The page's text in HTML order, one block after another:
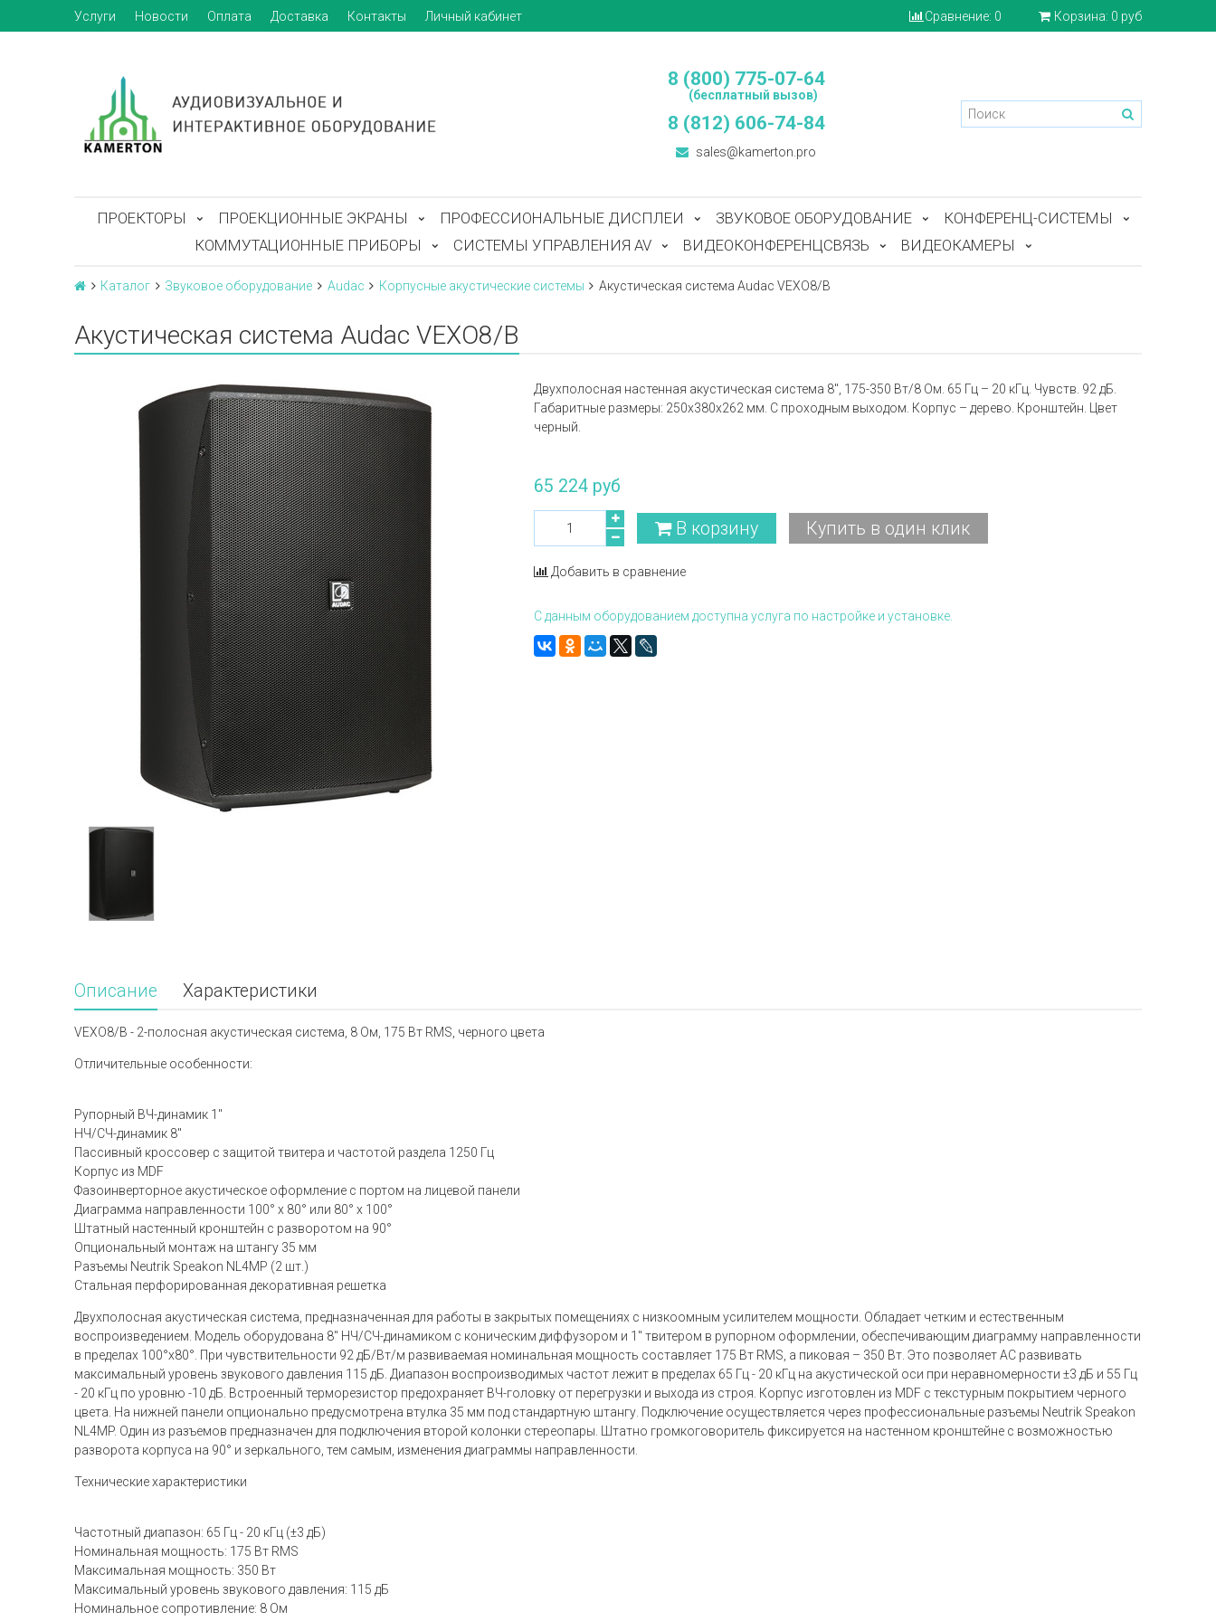
Услуги Новости Оплата Доставка Контакты Личный кабинет Сравнение: 0 Корзина: 0 руб
8 (800) 775-07-64
(бесплатный вызов)
8 (812) 606-74-84
sales@kamerton.pro
ПРОЕКТОРЫ ПРОЕКЦИОННЫЕ ЭКРАНЫ ПРОФЕССИОНАЛЬНЫЕ ДИСПЛЕИ ЗВУКОВОЕ ОБОРУДОВАНИЕ
КОНФЕРЕНЦ-СИСТЕМЫ
КОММУТАЦИОННЫЕ ПРИБОРЫ
СИСТЕМЫ УПРАВЛЕНИЯ AV ВИДЕОКОНФЕРЕНЦСВЯЗЬ ВИДЕОКАМЕРЫ
Каталог Звуковое оборудование Audac Корпусные акустические системы Акустическая система Audac VEXO8/B
Акустическая система Audac VEXO8/B
Двухполосная настенная акустическая система 8'', 175-350 Вт/8 Ом. 65 Гц – 20 кГц. Чувств. 92 дБ.
Габаритные размеры: 250x380x262 мм. C проходным выходом. Корпус – дерево. Кронштейн. Цвет
черный.
65 224 руб
В корзину Купить в один клик
Добавить в сравнение
С данным оборудованием доступна услуга по настройке и установке.
Описание Характеристики
VEXO8/B - 2-полосная акустическая система, 8 Ом, 175 Вт RMS, черного цвета
Отличительные особенности:
Рупорный ВЧ-динамик 1"
НЧ/СЧ-динамик 8"
Пассивный кроссовер с защитой твитера и частотой раздела 1250 Гц
Корпус из MDF
Фазоинверторное акустическое оформление с портом на лицевой панели
Диаграмма направленности 100° х 80° или 80° х 100°
Штатный настенный кронштейн с разворотом на 90°
Опциональный монтаж на штангу 35 мм
Разъемы Neutrik Speakon NL4MP (2 шт.)
Стальная перфорированная декоративная решетка
Двухполосная акустическая система, предназначенная для работы в закрытых помещениях с низкоомным усилителем мощности. Обладает четким и естественным
воспроизведением. Модель оборудована 8" НЧ/СЧ-динамиком с коническим диффузором и 1" твитером в рупорном оформлении, обеспечивающим диаграмму направленности
в пределах 100°х80°. При чувствительности 92 дБ/Вт/м развиваемая номинальная мощность составляет 175 Вт RMS, а пиковая – 350 Вт. Это позволяет АС развивать
максимальный уровень звукового давления 115 дБ. Диапазон воспроизводимых частот лежит в пределах 65 Гц - 20 кГц на акустической оси при неравномерности ±3 дБ и 55 Гц
- 20 кГц по уровню -10 дБ. Встроенный терморезистор предохраняет ВЧ-головку от перегрузки и выхода из строя. Корпус изготовлен из MDF с текстурным покрытием черного
цвета. На нижней панели опционально предусмотрена втулка 35 мм под стандартную штангу. Подключение осуществляется через профессиональные разъемы Neutrik Speakon
NL4MP. Один из разъемов предназначен для подключения второй колонки стереопары. Штатно громкоговоритель фиксируется на настенном кронштейне c возможностью
разворота корпуса на 90° и зеркального, тем самым, изменения диаграммы направленности.
Технические характеристики
Частотный диапазон: 65 Гц - 20 кГц (±3 дБ)
Номинальная мощность: 175 Вт RMS
Максимальная мощность: 350 Вт
Максимальный уровень звукового давления: 115 дБ
Номинальное сопротивление: 8 Ом